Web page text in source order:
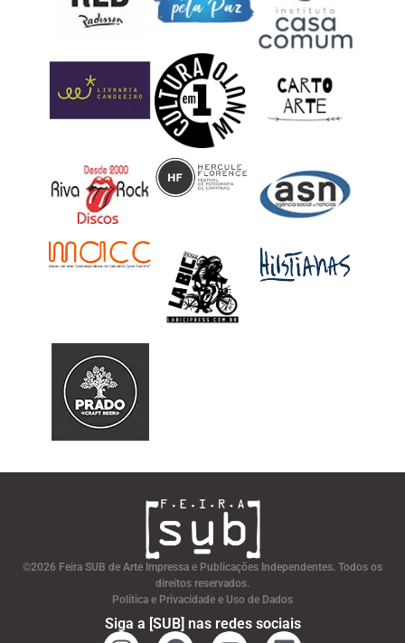
©2026 Feira SUB de Arte Impressa e Publicações Independentes. Todos os
direitos reservados.
Política e Privacidade e Uso de Dados
Siga a [SUB] nas redes sociais